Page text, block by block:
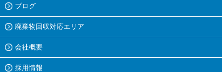
ブログ
廃棄物回収対応エリア
会社概要
採用情報